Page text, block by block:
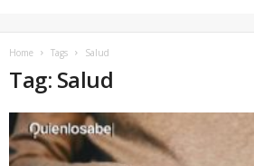
Home Tags Salud
Tag: Salud